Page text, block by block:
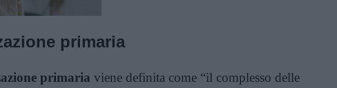
primaria
primaria viene definita come “il complesso delle